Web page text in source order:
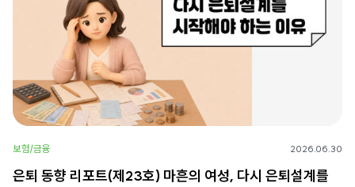
보험/금융 2026.06.30
은퇴 동향 리포트(제23호) 마흔의 여성, 다시 은퇴설계를